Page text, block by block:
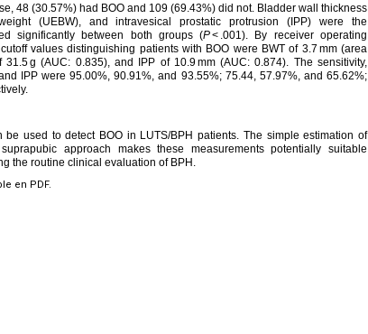
48 (30.57%) had BOO and 109 (69.43%) did not. Bladder wall thickness
(UEBW), and intravesical prostatic protrusion (IPP) were the
significantly between both groups (P< .001). By receiver operating
values distinguishing patients with BOO were BWT of 3.7 mm (area
g (AUC: 0.835), and IPP of 10.9 mm (AUC: 0.874). The sensitivity,
IPP were 95.00%, 90.91%, and 93.55%; 75.44, 57.97%, and 65.62%;
be used to detect BOO in LUTS/BPH patients. The simple estimation of
approach makes these measurements potentially suitable
the routine clinical evaluation of BPH.
en PDF.